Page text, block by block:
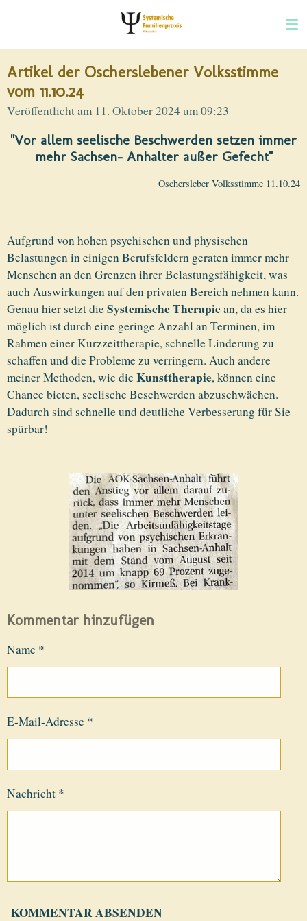
springen
Artikel der Oscherslebener Volksstimme
vom 11.10.24
Veröffentlicht am 11. Oktober 2024 um 09:23
"Vor allem seelische Beschwerden setzen immer
mehr Sachsen- Anhalter außer Gefecht"
Oschersleber Volksstimme 11.10.24
Aufgrund von hohen psychischen und physischen
Belastungen in einigen Berufsfeldern geraten immer mehr
Menschen an den Grenzen ihrer Belastungsfähigkeit, was
auch Auswirkungen auf den privaten Bereich nehmen kann.
Genau hier setzt dieSystemische Therapiean, da es hier
möglich ist durch eine geringe Anzahl an Terminen, im
Rahmen einer Kurzzeittherapie, schnelle Linderung zu
schaffen und die Probleme zu verringern. Auch andere
meiner Methoden, wie dieKunsttherapie, können eine
Chance bieten, seelische Beschwerden abzuschwächen.
Dadurch sind schnelle und deutliche Verbesserung für Sie
spürbar!
Kommentar hinzufügen
Name *
E-Mail-Adresse *
Nachricht *
KOMMENTAR ABSENDEN